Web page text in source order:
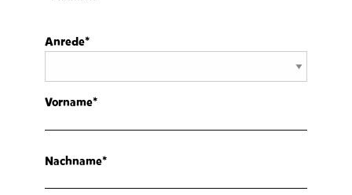
Anrede
Vorname
Nachname